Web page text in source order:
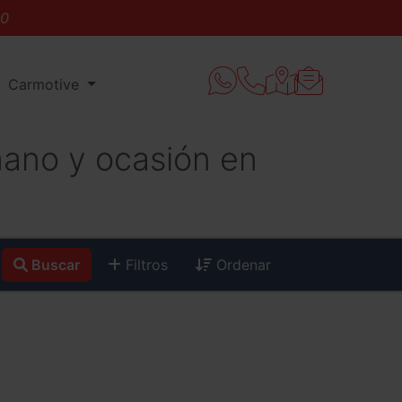
Carmotive
y ocasión en
Buscar Filtros Ordenar